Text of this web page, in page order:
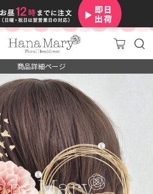
商品詳細ページ